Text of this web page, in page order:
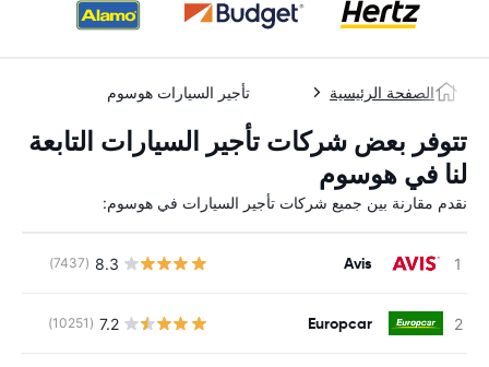
الصفحة الرئيسية تأجير السيارات هوسوم
تتوفر بعض شركات تأجير السيارات التابعة
لنا في هوسوم
نقدم مقارنة بين جميع شركات تأجير السيارات في هوسوم:
Avis
8.3
(7437)
Europcar
7.2
(10251)